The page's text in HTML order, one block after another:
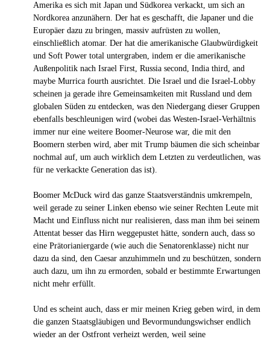
Amerika es sich mit Japan und Südkorea verkackt, um sich an
Nordkorea anzunähern. Der hat es geschafft, die Japaner und die
Europäer dazu zu bringen, massiv aufrüsten zu wollen,
einschließlich atomar. Der hat die amerikanische Glaubwürdigkeit
und Soft Power total untergraben, indem er die amerikanische
Außenpolitik nach Israel First, Russia second, India third, and
maybe Murrica fourth ausrichtet. Die Israel und die Israel-Lobby
scheinen ja gerade ihre Gemeinsamkeiten mit Russland und dem
globalen Süden zu entdecken, was den Niedergang dieser Gruppen
ebenfalls beschleunigen wird (wobei das Westen-Israel-Verhältnis
immer nur eine weitere Boomer-Neurose war, die mit den
Boomern sterben wird, aber mit Trump bäumen die sich scheinbar
nochmal auf, um auch wirklich dem Letzten zu verdeutlichen, was
für ne verkackte Generation das ist).
Boomer McDuck wird das ganze Staatsverständnis umkrempeln,
weil gerade zu seiner Linken ebenso wie seiner Rechten Leute mit
Macht und Einfluss nicht nur realisieren, dass man ihm bei seinem
Attentat besser das Hirn weggepustet hätte, sondern auch, dass so
eine Prätorianiergarde (wie auch die Senatorenklasse) nicht nur
dazu da sind, den Caesar anzuhimmeln und zu beschützen, sondern
auch dazu, um ihn zu ermorden, sobald er bestimmte Erwartungen
nicht mehr erfüllt.
Und es scheint auch, dass er mir meinen Krieg geben wird, in dem
die ganzen Staatsgläubigen und Bevormundungswichser endlich
wieder an der Ostfront verheizt werden, weil seine